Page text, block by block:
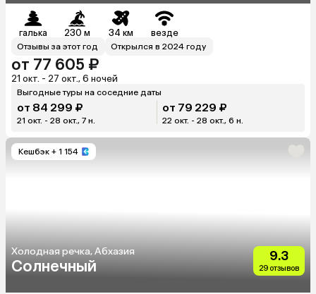
галька 230 м 34 км везде
Отзывы за этот год Открылся в 2024 году
от 77 605 ₽
21 окт. - 27 окт., 6 ночей
Выгодные туры на соседние даты
от 84 299 ₽
21 окт. - 28 окт., 7 н.
от 79 229 ₽
22 окт. - 28 окт., 6 н.
Кешбэк + 1 154
Холодная речка, Абхазия
Солнечный
9.3
29 отзывов